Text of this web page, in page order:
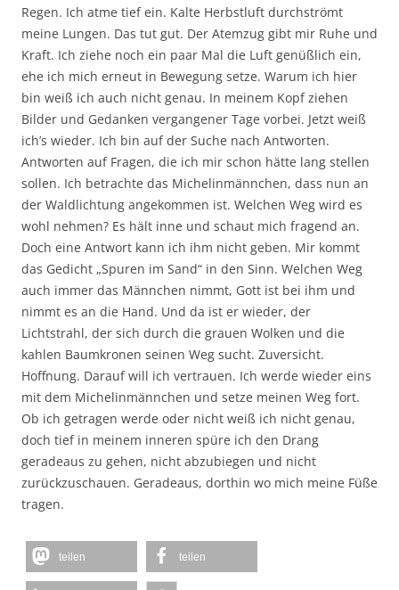
Regen. Ich atme tief ein. Kalte Herbstluft durchströmt
meine Lungen. Das tut gut. Der Atemzug gibt mir Ruhe und
Kraft. Ich ziehe noch ein paar Mal die Luft genüßlich ein,
ehe ich mich erneut in Bewegung setze. Warum ich hier
bin weiß ich auch nicht genau. In meinem Kopf ziehen
Bilder und Gedanken vergangener Tage vorbei. Jetzt weiß
ich’s wieder. Ich bin auf der Suche nach Antworten.
Antworten auf Fragen, die ich mir schon hätte lang stellen
sollen. Ich betrachte das Michelinmännchen, dass nun an
der Waldlichtung angekommen ist. Welchen Weg wird es
wohl nehmen? Es hält inne und schaut mich fragend an.
Doch eine Antwort kann ich ihm nicht geben. Mir kommt
das Gedicht „Spuren im Sand“ in den Sinn. Welchen Weg
auch immer das Männchen nimmt, Gott ist bei ihm und
nimmt es an die Hand. Und da ist er wieder, der
Lichtstrahl, der sich durch die grauen Wolken und die
kahlen Baumkronen seinen Weg sucht. Zuversicht.
Hoffnung. Darauf will ich vertrauen. Ich werde wieder eins
mit dem Michelinmännchen und setze meinen Weg fort.
Ob ich getragen werde oder nicht weiß ich nicht genau,
doch tief in meinem inneren spüre ich den Drang
geradeaus zu gehen, nicht abzubiegen und nicht
zurückzuschauen. Geradeaus, dorthin wo mich meine Füße
tragen.
teilen teilen